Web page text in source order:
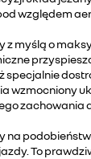
względem
z myślą o
specjalnie
wzmocniony
zachowania
na
To